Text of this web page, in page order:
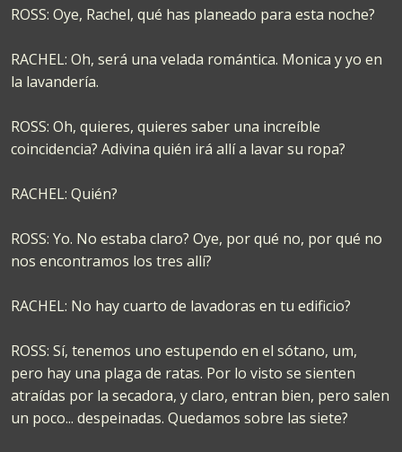
ROSS: Oye, Rachel, qué has planeado para esta noche?
RACHEL: Oh, será una velada romántica. Monica y yo en
la lavandería.
ROSS: Oh, quieres, quieres saber una increíble
coincidencia? Adivina quién irá allí a lavar su ropa?
RACHEL: Quién?
ROSS: Yo. No estaba claro? Oye, por qué no, por qué no
nos encontramos los tres allí?
RACHEL: No hay cuarto de lavadoras en tu edificio?
ROSS: Sí, tenemos uno estupendo en el sótano, um,
pero hay una plaga de ratas. Por lo visto se sienten
atraídas por la secadora, y claro, entran bien, pero salen
un poco... despeinadas. Quedamos sobre las siete?